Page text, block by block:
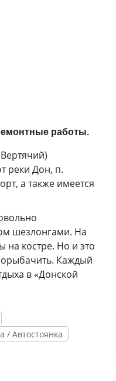
работы.
реки Дон, п.
а также имеется
шезлонгами. На
на костре. Но и это
Каждый
в «Донской
/ Автостоянка